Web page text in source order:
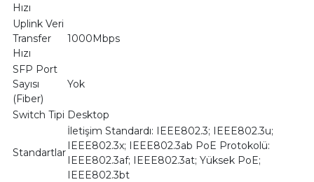
Hızı
Uplink Veri
Transfer
Hızı
1000Mbps
SFP Port
Sayısı
(Fiber)
Yok
Switch Tipi Desktop
Standartlar
İletişim Standardı: IEEE802.3; IEEE802.3u;
IEEE802.3x; IEEE802.3ab PoE Protokolü:
IEEE802.3af; IEEE802.3at; Yüksek PoE;
IEEE802.3bt